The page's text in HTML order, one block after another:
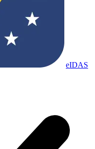
eIDAS